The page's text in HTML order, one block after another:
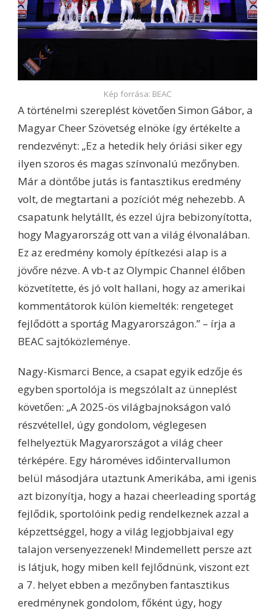
Kép forrása: BEAC
A történelmi szereplést követően Simon Gábor, a
Magyar Cheer Szövetség elnöke így értékelte a
rendezvényt: „Ez a hetedik hely óriási siker egy
ilyen szoros és magas színvonalú mezőnyben.
Már a döntőbe jutás is fantasztikus eredmény
volt, de megtartani a pozíciót még nehezebb. A
csapatunk helytállt, és ezzel újra bebizonyította,
hogy Magyarország ott van a világ élvonalában.
Ez az eredmény komoly építkezési alap is a
jövőre nézve. A vb-t az Olympic Channel élőben
közvetítette, és jó volt hallani, hogy az amerikai
kommentátorok külön kiemelték: rengeteget
fejlődött a sportág Magyarországon.” – írja a
BEAC sajtóközleménye.
Nagy-Kismarci Bence, a csapat egyik edzője és
egyben sportolója is megszólalt az ünneplést
követően: „A 2025-ös világbajnokságon való
részvétellel, úgy gondolom, véglegesen
felhelyeztük Magyarországot a világ cheer
térképére. Egy hároméves időintervallumon
belül másodjára utaztunk Amerikába, ami igenis
azt bizonyítja, hogy a hazai cheerleading sportág
fejlődik, sportolóink pedig rendelkeznek azzal a
képzettséggel, hogy a világ legjobbjaival egy
talajon versenyezzenek! Mindemellett persze azt
is látjuk, hogy miben kell fejlődnünk, viszont ezt
a 7. helyet ebben a mezőnyben fantasztikus
eredménynek gondolom, főként úgy, hogy